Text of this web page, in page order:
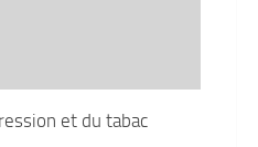
et du tabac